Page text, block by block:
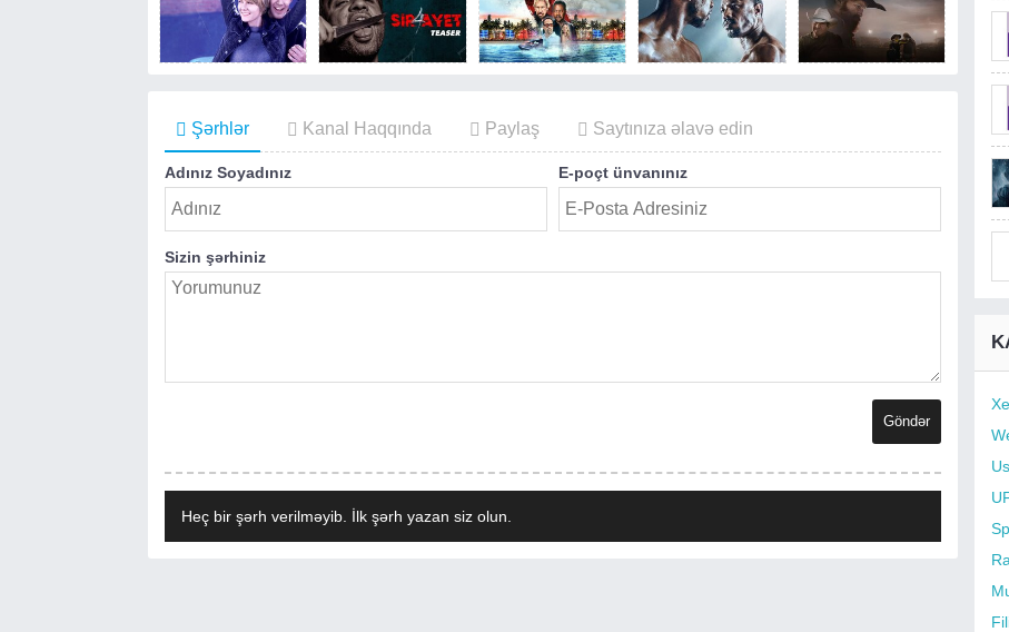
Şərhlər Kanal Haqqında Paylaş Saytınıza əlavə edin
Adınız Soyadınız E-poçt ünvanınız
Sizin şərhiniz
Heç bir şərh verilməyib. İlk şərh yazan siz olun.